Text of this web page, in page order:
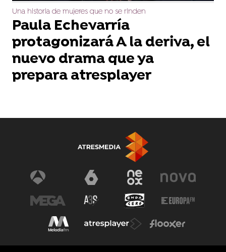
Una historia de mujeres que no se rinden
Paula Echevarría
protagonizará A la deriva, el
nuevo drama que ya
prepara atresplayer